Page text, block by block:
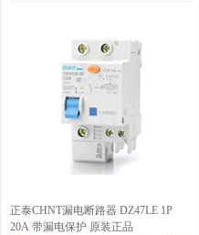
正泰CHNT漏电断路器 DZ47LE 1P
20A 带漏电保护 原装正品